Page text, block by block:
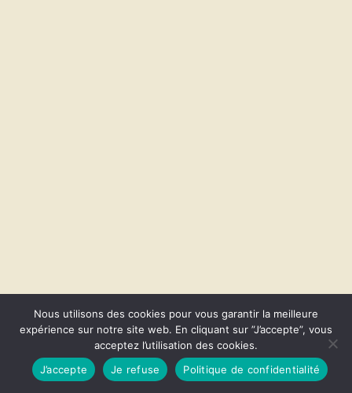
© 2026 CapVanGo. Fièrement propulsé parSydney
Nous utilisons des cookies pour vous garantir la meilleure
expérience sur notre site web. En cliquant sur ”J’accepte”, vous
acceptez l’utilisation des cookies.
J’accepte
Je refuse Politique de confidentialité